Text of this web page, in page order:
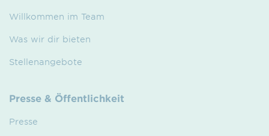
Willkommen im Team
Was wir dir bieten
Stellenangebote
Presse & Öffentlichkeit
Presse